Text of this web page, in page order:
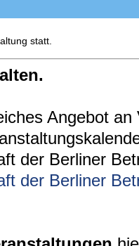
statt.
Angebot
der Berliner
der Berliner